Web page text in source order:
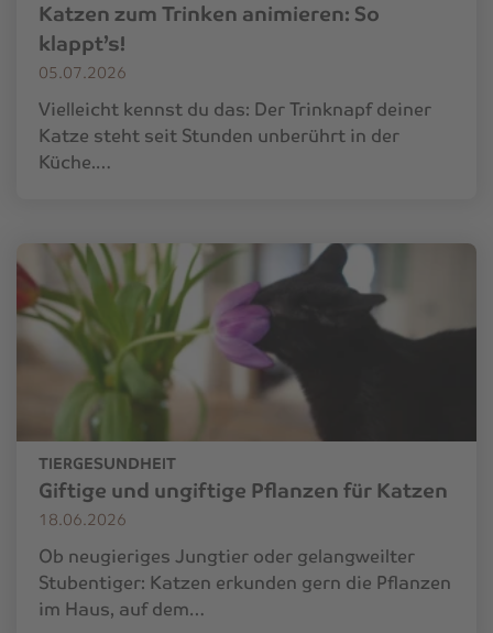
Katzen zum Trinken animieren: So
klappt’s!
05.07.2026
Vielleicht kennst du das: Der Trinknapf deiner
Katze steht seit Stunden unberührt in der
Küche.…
TIERGESUNDHEIT
Giftige und ungiftige Pflanzen für Katzen
18.06.2026
Ob neugieriges Jungtier oder gelangweilter
Stubentiger: Katzen erkunden gern die Pflanzen
im Haus, auf dem…